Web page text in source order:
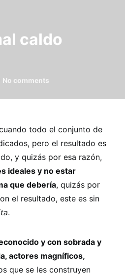
caldo
No comments
todo el conjunto de
pero el resultado es
y quizás por esa razón,
ideales y no estar
que debería, quizás por
el resultado, este es sin
.
y con sobrada y
actores magníficos,
que se les construyen